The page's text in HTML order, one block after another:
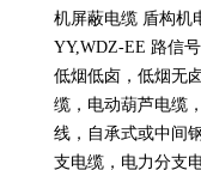
机屏蔽电缆 盾构机
YY,WDZ-EE 路信
低烟低卤，低烟无
缆，电动葫芦电缆
线，自承式或中间
支电缆，电力分支